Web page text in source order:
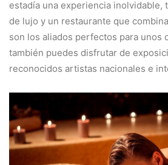
estadía una experiencia inolvidable,
de lujo y un restaurante que
son los aliados perfectos para unos
también puedes disfrutar de
reconocidos artistas nacionales e